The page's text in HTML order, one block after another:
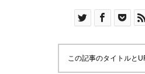
この記事のタイトルと